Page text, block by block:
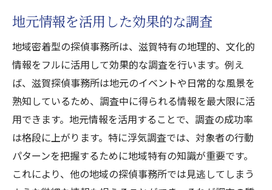
地元情報を活用した効果的な調査
地域密着型の探偵事務所は、滋賀特有の地理的、文化的
情報をフルに活用して効果的な調査を行います。例え
ば、滋賀探偵事務所は地元のイベントや日常的な風景を
熟知しているため、調査中に得られる情報を最大限に活
用できます。地元情報を活用することで、調査の成功率
は格段に上がります。特に浮気調査では、対象者の行動
パターンを把握するために地域特有の知識が重要です。
これにより、他の地域の探偵事務所では見逃してしまう